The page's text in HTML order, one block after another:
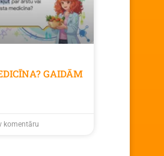
GAIDĀM
komentāru